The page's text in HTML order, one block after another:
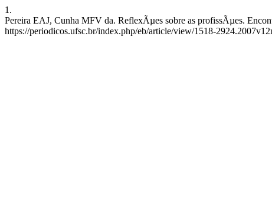
1.
Pereira EAJ, Cunha MFV da. ReflexÃµes sobre as profissÃµes.
https://periodicos.ufsc.br/index.php/eb/article/view/1518-